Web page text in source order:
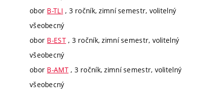
obor B-TLI , 3 ročník, zimní semestr, volitelný
všeobecný
obor B-EST, 3 ročník, zimní semestr, volitelný
všeobecný
obor B-AMT, 3 ročník, zimní semestr, volitelný
všeobecný